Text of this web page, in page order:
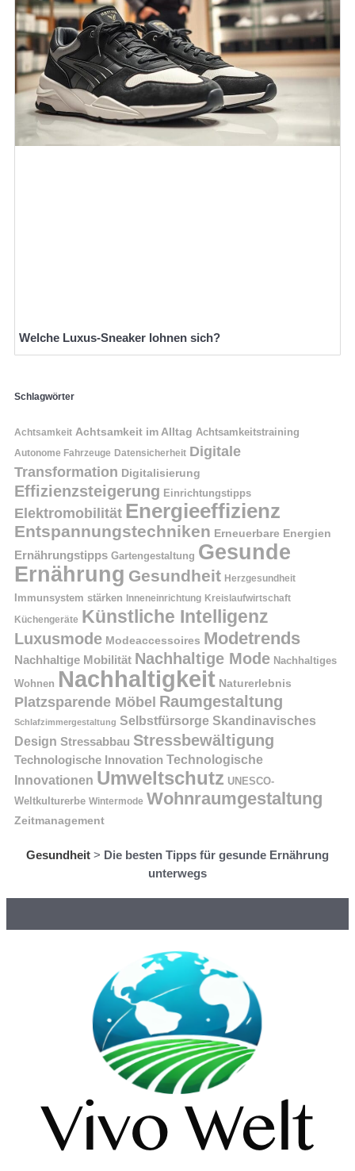
Welche Luxus-Sneaker lohnen sich?
Schlagwörter
Achtsamkeit Achtsamkeit im Alltag Achtsamkeitstraining
Autonome Fahrzeuge Datensicherheit Digitale
Transformation Digitalisierung
Effizienzsteigerung Einrichtungstipps
Elektromobilität Energieeffizienz
Entspannungstechniken Erneuerbare Energien
Ernährungstipps Gartengestaltung Gesunde
Ernährung Gesundheit Herzgesundheit
Immunsystem stärken Inneneinrichtung Kreislaufwirtschaft
Küchengeräte Künstliche Intelligenz
Luxusmode Modeaccessoires Modetrends
Nachhaltige Mobilität Nachhaltige Mode Nachhaltiges
Wohnen Nachhaltigkeit Naturerlebnis
Platzsparende Möbel Raumgestaltung
Schlafzimmergestaltung Selbstfürsorge Skandinavisches
Design Stressabbau Stressbewältigung
Technologische Innovation Technologische
Innovationen Umweltschutz UNESCO-
Weltkulturerbe Wintermode Wohnraumgestaltung
Zeitmanagement
Gesundheit > Die besten Tipps für gesunde Ernährung
unterwegs